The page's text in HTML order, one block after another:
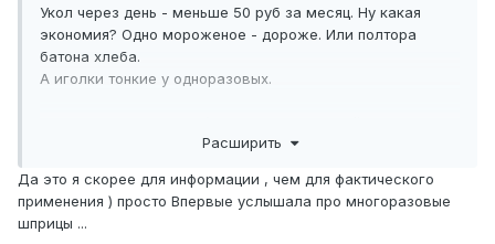
Укол через день - меньше 50 руб за месяц. Ну какая
экономия? Одно мороженое - дороже. Или полтора
батона хлеба.
А иголки тонкие у одноразовых.
пользованные ни разу :)))))))))).
К ним еще такая металлическая коробочка идет (не
знаю, как называется), чтобы при кипячении температура
Расширить
Да это я скорее для информации , чем для фактического
применения ) просто Впервые услышала про многоразовые
шприцы ...